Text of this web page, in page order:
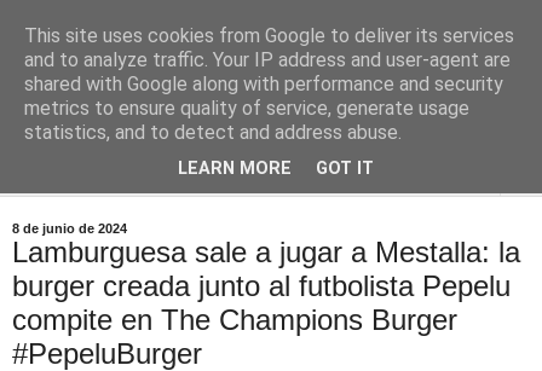
Comoju
La Cocina del Día a Día y el día a día de la Gastronomía
8 de junio de 2024
Lamburguesa sale a jugar a Mestalla: la
burger creada junto al futbolista Pepelu
compite en The Champions Burger
#PepeluBurger
This site uses cookies from Google to deliver its services
and to analyze traffic. Your IP address and user-agent are
shared with Google along with performance and security
metrics to ensure quality of service, generate usage
statistics, and to detect and address abuse.
LEARN MORE GOT IT